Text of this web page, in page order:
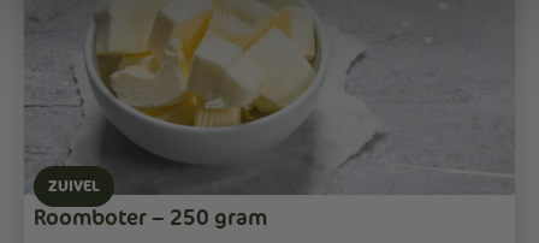
ZUIVEL
Roomboter – 250 gram